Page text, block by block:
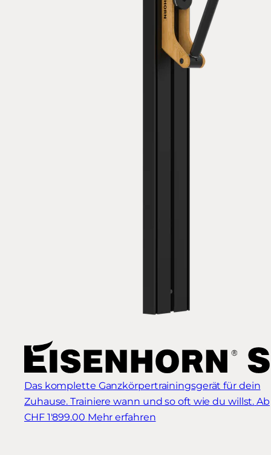
Das komplette Ganzkörpertrainingsgerät für dein
Zuhause. Trainiere wann und so oft wie du willst. Ab
CHF 1'899.00 Mehr erfahren